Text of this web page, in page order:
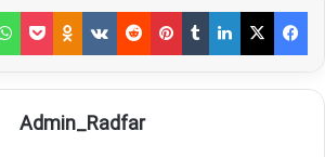
فیس بوک X لینکدین ‫تامبلر ‫پین‌ترست ‫رددیت ‫VKontakte
‫Odnoklassniki پاکت
Admin_Radfar